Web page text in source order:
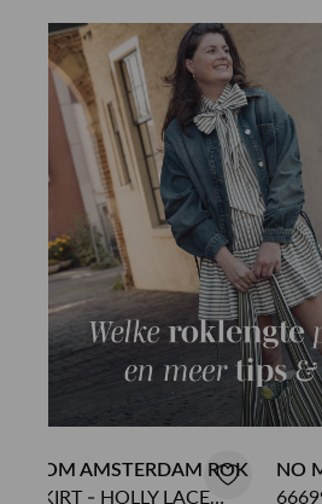
POM AMSTERDAM ROK
SKIRT - HOLLY LACE
NO